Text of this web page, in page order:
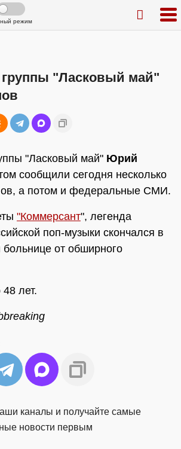
режим
группы "Ласковый май"
"Ласковый май" Юрий
сообщили сегодня несколько
а потом и федеральные СМИ.
"Коммерсант", легенда
поп-музыки скончался в
от обширного
лет.
каналы и получайте самые
новости первым